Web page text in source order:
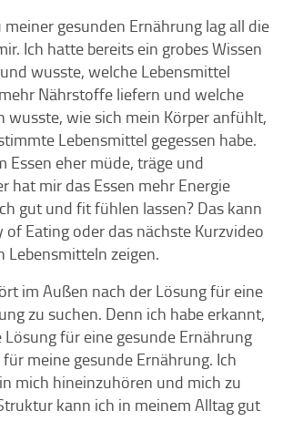
meiner gesunden Ernährung lag all die
Ich hatte bereits ein grobes Wissen
wusste, welche Lebensmittel
Nährstoffe liefern und welche
wusste, wie sich mein Körper anfühlt,
Lebensmittel gegessen habe.
Essen eher müde, träge und
hat mir das Essen mehr Energie
gut und fit fühlen lassen? Das kann
of Eating oder das nächste Kurzvideo
Lebensmitteln zeigen.
im Außen nach der Lösung für eine
zu suchen. Denn ich habe erkannt,
für eine gesunde Ernährung
meine gesunde Ernährung. Ich
mich hineinzuhören und mich zu
kann ich in meinem Alltag gut